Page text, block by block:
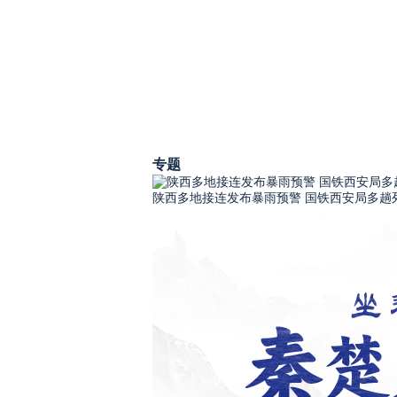
专题
陕西多地接连发布暴雨预警 国铁西安局多趟